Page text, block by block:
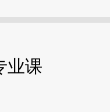
业课